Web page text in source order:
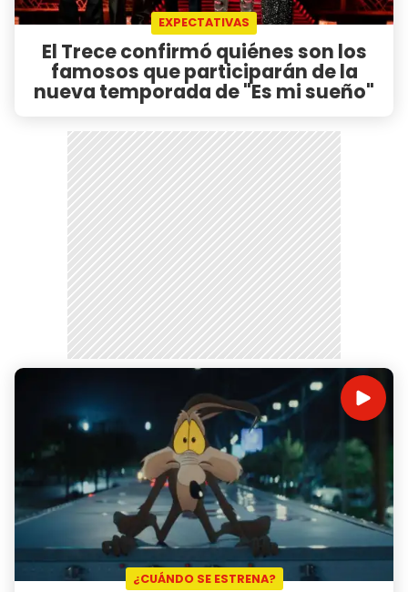
EXPECTATIVAS
El Trece confirmó quiénes son los
famosos que participarán de la
nueva temporada de "Es mi sueño"
¿CUÁNDO SE ESTRENA?